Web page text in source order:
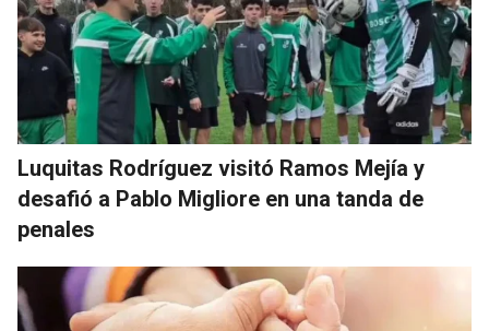
Luquitas Rodríguez visitó Ramos Mejía y
desafió a Pablo Migliore en una tanda de
penales